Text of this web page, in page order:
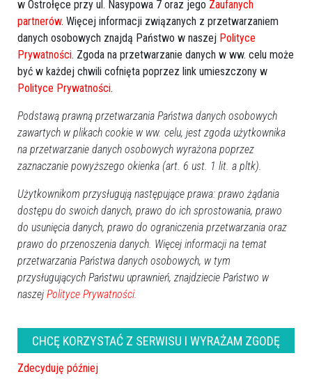
Zobacz również
w Ostrołęce przy ul. Nasypowa 7 oraz jego Zaufanych
partnerów. Więcej informacji związanych z przetwarzaniem
danych osobowych znajdą Państwo w naszej Polityce
Prywatności. Zgoda na przetwarzanie danych w ww. celu może
być w każdej chwili cofnięta poprzez link umieszczony w
Polityce Prywatności.
Podstawą prawną przetwarzania Państwa danych osobowych
zawartych w plikach cookie w ww. celu, jest zgoda użytkownika
na przetwarzanie danych osobowych wyrażona poprzez
zaznaczanie powyższego okienka (art. 6 ust. 1 lit. a pltk).
Użytkownikom przysługują następujące prawa: prawo żądania
dostępu do swoich danych, prawo do ich sprostowania, prawo
do usunięcia danych, prawo do ograniczenia przetwarzania oraz
prawo do przenoszenia danych. Więcej informacji na temat
przetwarzania Państwa danych osobowych, w tym
przysługujących Państwu uprawnień, znajdziecie Państwo w
naszej Polityce Prywatności.
CHCĘ KORZYSTAĆ Z SERWISU I WYRAŻAM ZGODĘ
Zdecyduję później